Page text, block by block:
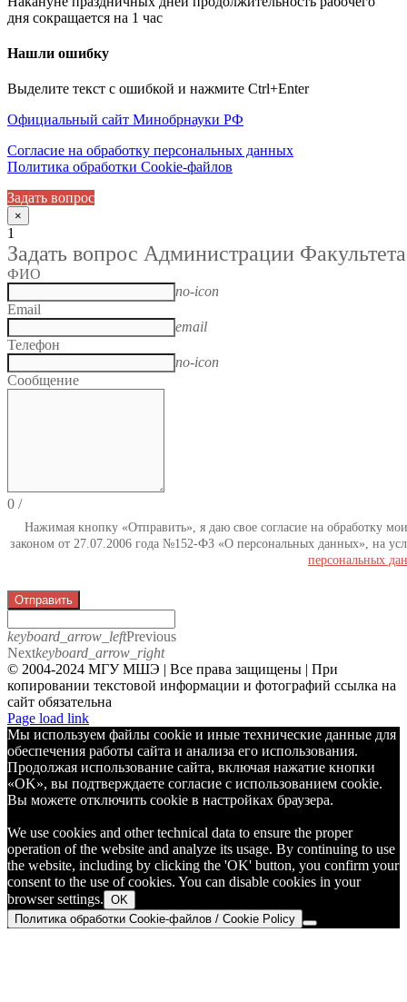
дня сокращается на 1 час
Нашли ошибку
Выделите текст с ошибкой и нажмите Ctrl+Enter
Официальный сайт Минобрнауки РФ
Согласие на обработку персональных данных
Политика обработки Cookie-файлов
Задать вопрос
×
1
Задать вопрос Администрации Факультета
ФИО
no-icon
Email
email
Телефон
no-icon
Сообщение
0 /
Нажимая кнопку «Отправить», я даю свое согласие на обработку
законом от 27.07.2006 года №152-ФЗ «О персональных данных», на
персональных
Отправить
keyboard_arrow_leftPrevious
Nextkeyboard_arrow_right
© 2004-2024 МГУ МШЭ | Все права защищены | При
копировании текстовой информации и фотографий ссылка на
сайт обязательна
Telegram
Page load link
Мы используем файлы cookie и иные технические данные для
обеспечения работы сайта и анализа его использования.
Продолжая использование сайта, включая нажатие кнопки
«OK», вы подтверждаете согласие с использованием cookie.
Вы можете отключить cookie в настройках браузера.
We use cookies and other technical data to ensure the proper
operation of the website and analyze its usage. By continuing to use
the website, including by clicking the 'OK' button, you confirm your
consent to the use of cookies. You can disable cookies in your
browser settings. OK
Политика обработки Cookie-файлов / Cookie Policy